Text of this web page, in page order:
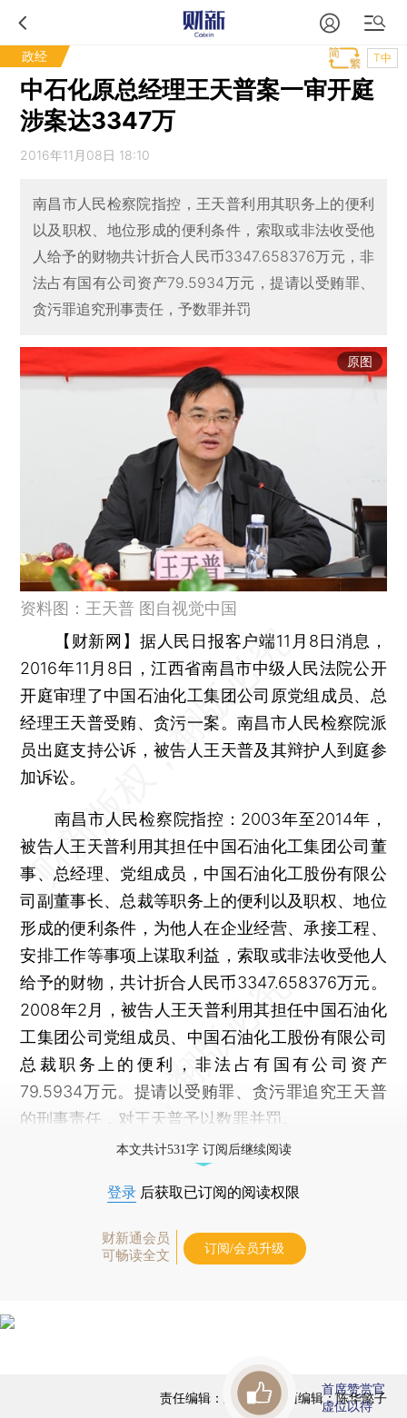
政经 T中
中石化原总经理王天普案一审开庭
涉案达3347万
2016年11月08日 18:10
南昌市人民检察院指控，王天普利用其职务上的便利
以及职权、地位形成的便利条件，索取或非法收受他
人给予的财物共计折合人民币3347.658376万元，非
法占有国有公司资产79.5934万元，提请以受贿罪、
贪污罪追究刑事责任，予数罪并罚
原图
资料图：王天普 图自视觉中国
【财新网】 据人民日报客户端11月8日消息，
2016年11月8日，江西省南昌市中级人民法院公开
开庭审理了中国石油化工集团公司原党组成员、总
经理王天普受贿、贪污一案。南昌市人民检察院派
员出庭支持公诉，被告人王天普及其辩护人到庭参
加诉讼。
南昌市人民检察院指控：2003年至2014年，
被告人王天普利用其担任中国石油化工集团公司董
事、总经理、党组成员，中国石油化工股份有限公
司副董事长、总裁等职务上的便利以及职权、地位
形成的便利条件，为他人在企业经营、承接工程、
安排工作等事项上谋取利益，索取或非法收受他人
给予的财物，共计折合人民币3347.658376万元。
2008年2月，被告人王天普利用其担任中国石油化
工集团公司党组成员、中国石油化工股份有限公司
总裁职务上的便利，非法占有国有公司资产
79.5934万元。提请以受贿罪、贪污罪追究王天普
的刑事责任，对王天普予以数罪并罚。
本文共计531字 订阅后继续阅读
登录 后获取已订阅的阅读权限
财新通会员
可畅读全文
订阅/会员升级
责任编辑：陈宝成 | 版面编辑：陈华懿子
首席赞赏官
虚位以待